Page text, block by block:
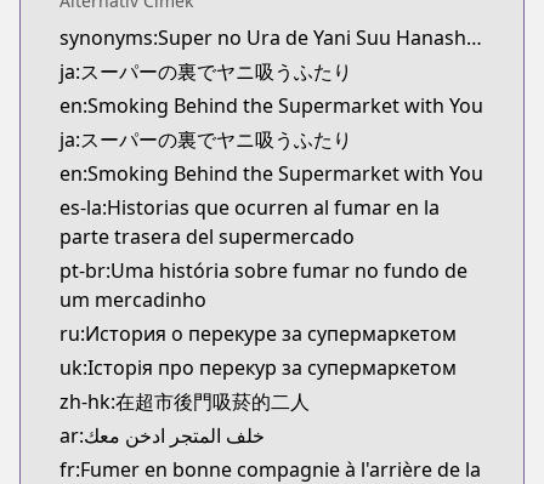
Official Raw
https://www.manga-up.com/titles/1026/
Kitsu
Kitsu
https://kitsu.app/manga/64430
MangaUpdates
MangaUpdates
https://www.mangaupdates.com/
Book☆Walker
Book☆Walker
https://bookwalker.jp/series/367184/list
Official English
Official English
https://global.manga-up.com/manga/261
synonyms:Super no Ura de Yani Suu Hanashi,A Story About Smoking at the Back of the Supermarket,YaniSuu
ja:スーパーの裏でヤニ吸うふたり
en:Smoking Behind the Supermarket with You
ja:スーパーの裏でヤニ吸うふたり
en:Smoking Behind the Supermarket with You
es-la:Historias que ocurren al fumar en la
parte trasera del supermercado
pt-br:Uma história sobre fumar no fundo de
um mercadinho
ru:История о перекуре за супермаркетом
uk:Історія про перекур за супермаркетом
zh-hk:在超市後門吸菸的二人
ar:خلف المتجر ادخن معك
fr:Fumer en bonne compagnie à l'arrière de la